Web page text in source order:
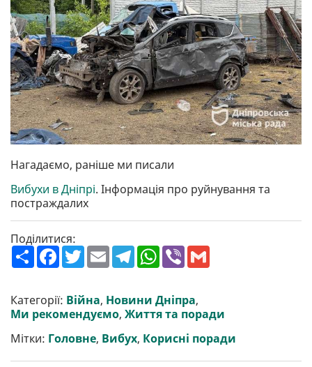
Нагадаємо, раніше ми писали
Вибухи в Дніпрі. Інформація про руйнування та
постраждалих
Поділитися:
П
о
ш
р
и
т
F
a
c
b
o
o
T
w
t
e
r
E
m
a
l
T
e
g
r
a
W
h
a
s
A
p
V
b
r
Категорії: Війна, Новини Дніпра,
Ми рекомендуємо, Життя та поради
Мітки: Головне, Вибух, Корисні поради